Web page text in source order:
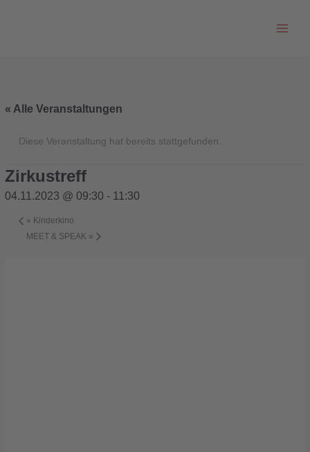
« Alle Veranstaltungen
Diese Veranstaltung hat bereits stattgefunden.
Zirkustreff
04.11.2023 @ 09:30 - 11:30
« Kinderkino
MEET & SPEAK »